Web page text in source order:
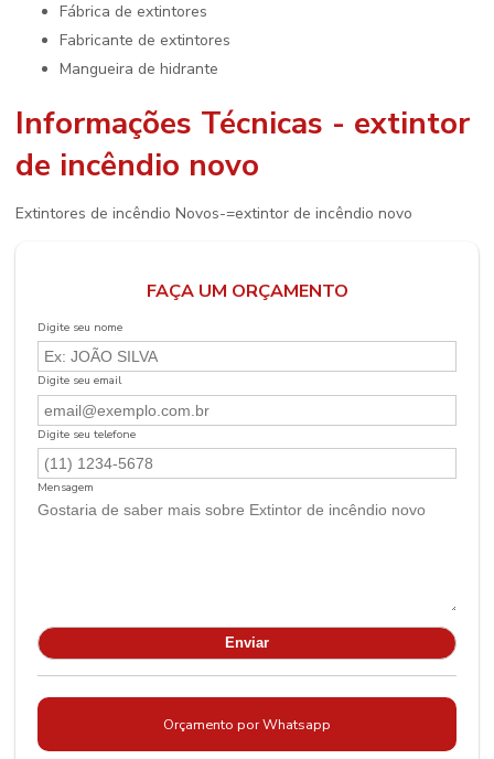
fábrica de extintores
fabricante de extintores
mangueira de hidrante
Informações Técnicas - extintor
de incêndio novo
Extintores de incêndio Novos-=extintor de incêndio novo
FAÇA UM ORÇAMENTO
Digite seu nome
Digite seu email
Digite seu telefone
Mensagem
Orçamento por Whatsapp